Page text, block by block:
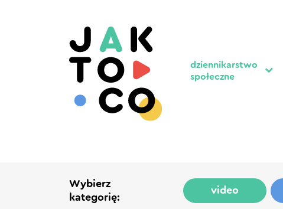
dziennikarstwo
społeczne
Wybierz
kategorię:
video